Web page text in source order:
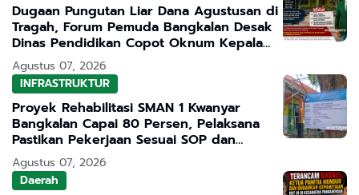
Dugaan Pungutan Liar Dana Agustusan di
Tragah, Forum Pemuda Bangkalan Desak
Dinas Pendidikan Copot Oknum Kepala
Sekolah
Agustus 07, 2026
INFRASTRUKTUR
Proyek Rehabilitasi SMAN 1 Kwanyar
Bangkalan Capai 80 Persen, Pelaksana
Pastikan Pekerjaan Sesuai SOP dan
Transparan
Agustus 07, 2026
Daerah